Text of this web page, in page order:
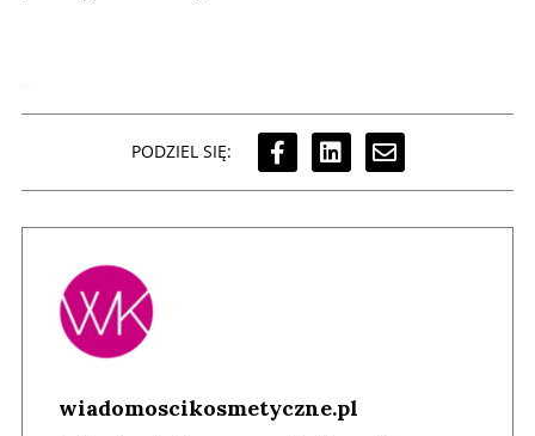
PODZIEL SIĘ:
wiadomoscikosmetyczne.pl